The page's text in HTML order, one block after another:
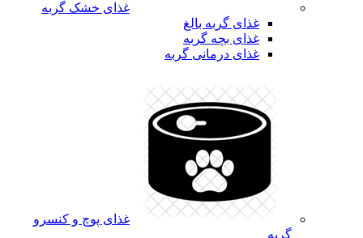
غذای خشک گربه
غذای گربه بالغ
غذای بچه گربه
غذای درمانی گربه
غذای پوچ و کنسرو
گربه